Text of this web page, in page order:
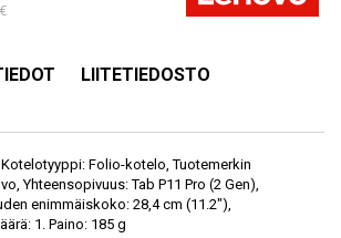
LIITETIEDOSTO
Folio-kotelo, Tuotemerkin
Yhteensopivuus: Tab P11 Pro (2 Gen),
enimmäiskoko: 28,4 cm (11.2"),
1. Paino: 185 g